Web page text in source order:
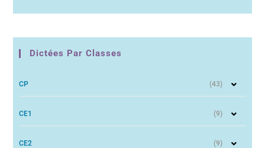
Dictées Par Classes
CP (43)
CE1 (9)
CE2 (9)